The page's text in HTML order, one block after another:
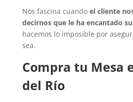
Nos fascina cuando el cliente
decirnos que le ha encantado
hacemos lo imposible por
sea.
Compra tu Mesa
del Río